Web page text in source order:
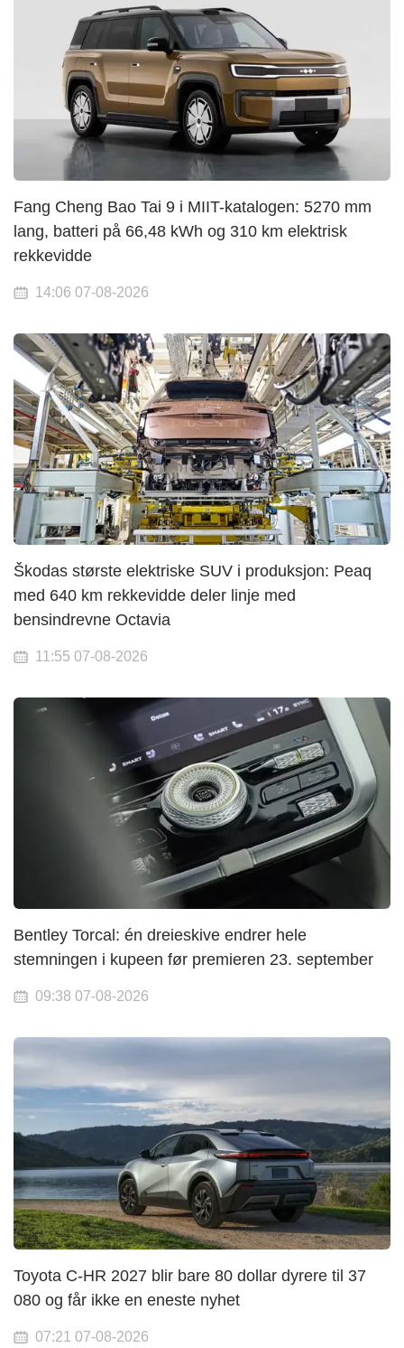
Fang Cheng Bao Tai 9 i MIIT-katalogen: 5270 mm
lang, batteri på 66,48 kWh og 310 km elektrisk
rekkevidde
14:06 07-08-2026
Škodas største elektriske SUV i produksjon: Peaq
med 640 km rekkevidde deler linje med
bensindrevne Octavia
11:55 07-08-2026
Bentley Torcal: én dreieskive endrer hele
stemningen i kupeen før premieren 23. september
09:38 07-08-2026
Toyota C-HR 2027 blir bare 80 dollar dyrere til 37
080 og får ikke en eneste nyhet
07:21 07-08-2026